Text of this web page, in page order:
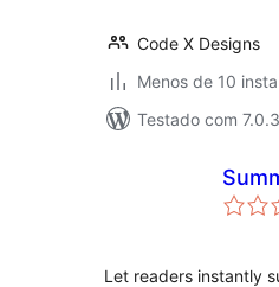
Code X Designs
Menos de 10
Testado com 7.0.3
Let readers instantly